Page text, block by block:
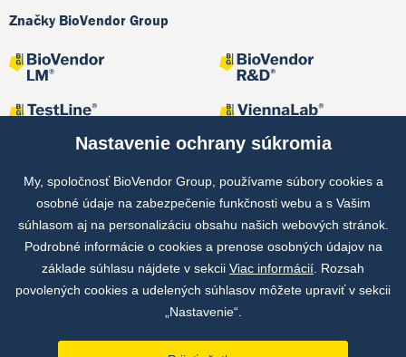
Značky BioVendor Group
Spoločné projekty
Nastavenie ochrany súkromia
My, spoločnosť BioVendor Group, používame súbory cookies a
osobné údaje na zabezpečenie funkčnosti webu a s Vašim
súhlasom aj na personalizáciu obsahu našich webových stránok.
Podrobné informácie o cookies a prenose osobných údajov na
základe súhlasu nájdete v sekcii Viac informácií . Rozsah
povolených cookies a udelených súhlasov môžete upraviť v sekcii
„Nastavenie“.